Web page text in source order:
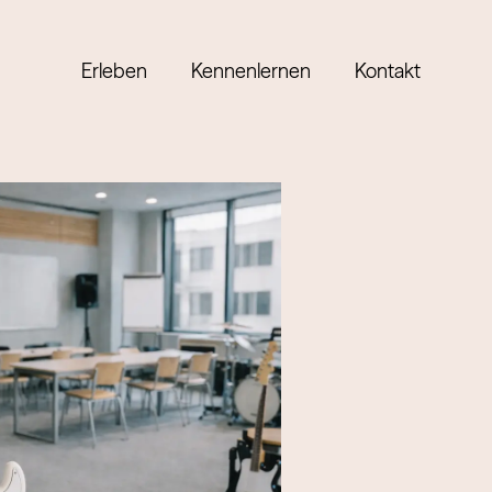
Erleben Kennenlernen Kontakt